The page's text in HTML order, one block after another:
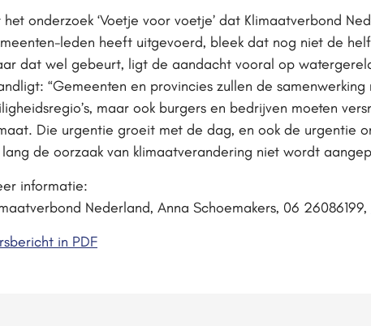
het onderzoek ‘Voetje voor voetje’ dat Klimaatverbond
leden heeft uitgevoerd, bleek dat nog niet de
dat wel gebeurt, ligt de aandacht vooral op
“Gemeenten en provincies zullen de
maar ook burgers en bedrijven moeten
Die urgentie groeit met de dag, en ook de urgentie
de oorzaak van klimaatverandering niet wordt
informatie:
Nederland, Anna Schoemakers, 06 26086199,
in PDF